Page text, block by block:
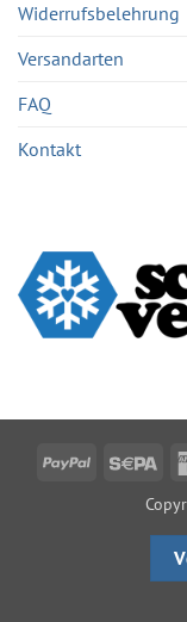
Widerrufsbelehrung
Versandarten
FAQ
Kontakt
PayPal